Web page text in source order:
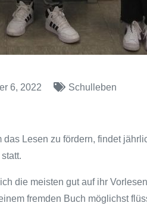
6, 2022 Schulleben
Lesen zu fördern, findet
die meisten gut auf ihr
fremden Buch möglichst